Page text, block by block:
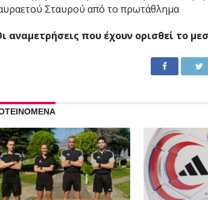
Σταυρού από το πρωτάθλημα
αναμετρήσεις που έχουν ορισθεί το